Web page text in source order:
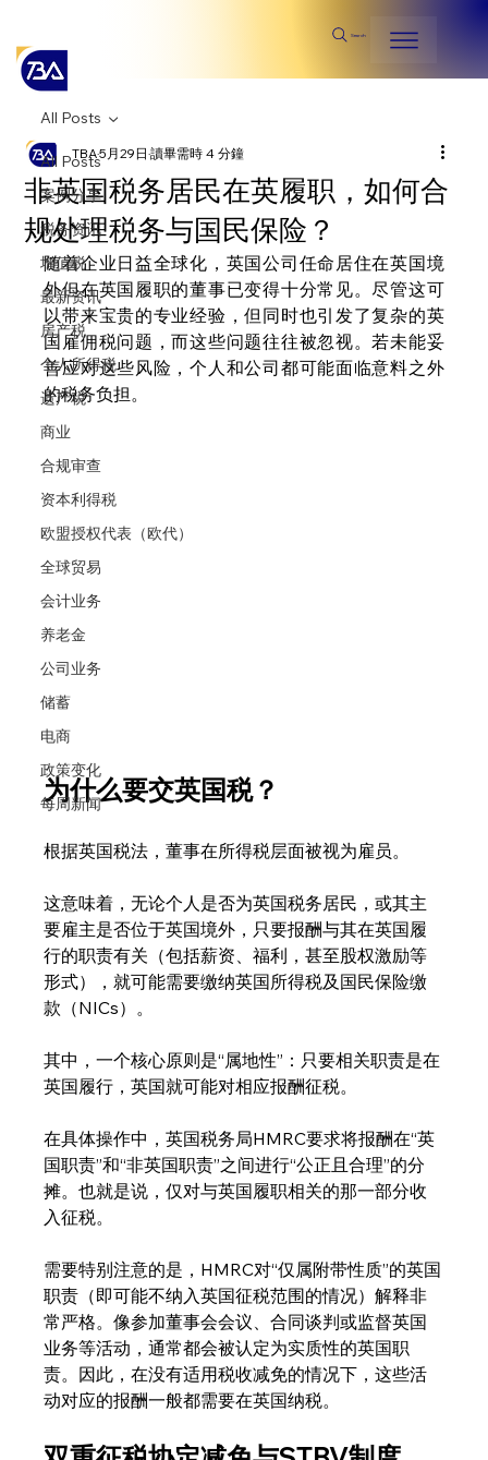
Search
All Posts
案例分享
税务资讯
增值税
最新资讯
房产税
个人所得税
遗产税
商业
合规审查
资本利得税
欧盟授权代表（欧代）
全球贸易
会计业务
养老金
公司业务
储蓄
电商
政策变化
每周新闻
All Posts
非英国税务居民在英履职，如何合
规处理税务与国民保险？
TBA5月29日讀畢需時 4 分鐘
随着企业日益全球化，英国公司任命居住在英国境
外但在英国履职的董事已变得十分常见。尽管这可
以带来宝贵的专业经验，但同时也引发了复杂的英
国雇佣税问题，而这些问题往往被忽视。若未能妥
善应对这些风险，个人和公司都可能面临意料之外
的税务负担。
为什么要交英国税？
根据英国税法，董事在所得税层面被视为雇员。
这意味着，无论个人是否为英国税务居民，或其主
要雇主是否位于英国境外，只要报酬与其在英国履
行的职责有关（包括薪资、福利，甚至股权激励等
形式），就可能需要缴纳英国所得税及国民保险缴
款（NICs）。
其中，一个核心原则是“属地性”：只要相关职责是在
英国履行，英国就可能对相应报酬征税。
在具体操作中，英国税务局HMRC要求将报酬在“英
国职责”和“非英国职责”之间进行“公正且合理”的分
摊。也就是说，仅对与英国履职相关的那一部分收
入征税。
需要特别注意的是，HMRC对“仅属附带性质”的英国
职责（即可能不纳入英国征税范围的情况）解释非
常严格。像参加董事会会议、合同谈判或监督英国
业务等活动，通常都会被认定为实质性的英国职
责。因此，在没有适用税收减免的情况下，这些活
动对应的报酬一般都需要在英国纳税。